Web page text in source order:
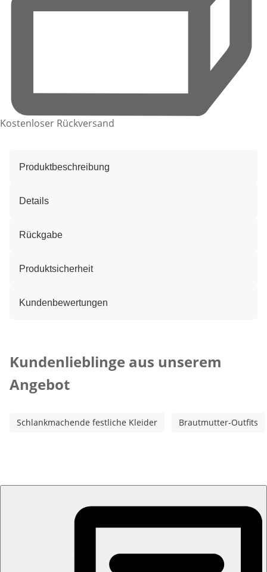
Kostenloser Rückversand
Produktbeschreibung
Details
Rückgabe
Produktsicherheit
Kundenbewertungen
Kundenlieblinge aus unserem
Angebot
Schlankmachende festliche Kleider Brautmutter-Outfits